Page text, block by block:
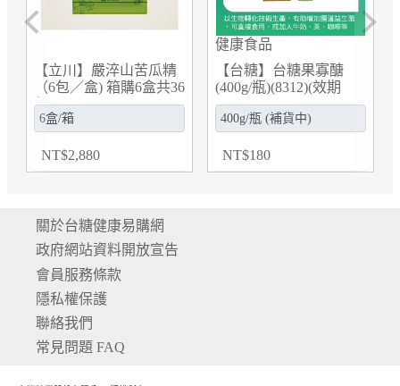
【立川】嚴淬山苦瓜精
（6包／盒) 箱購6盒共36
包
NT$2,880
健康食品
【台糖】台糖果寡醣
(400g/瓶)(8312)(效期
2027/02/03)
NT$180
Previous Next
關於台糖健康易購網
政府網站資料開放宣告
會員服務條款
隱私權保護
聯絡我們
常見問題 FAQ